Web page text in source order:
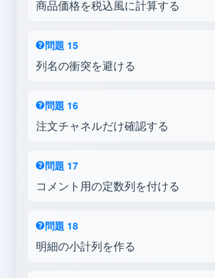
商品価格を税込風に計算する
問題 15
列名の衝突を避ける
問題 16
注文チャネルだけ確認する
問題 17
コメント用の定数列を付ける
問題 18
明細の小計列を作る